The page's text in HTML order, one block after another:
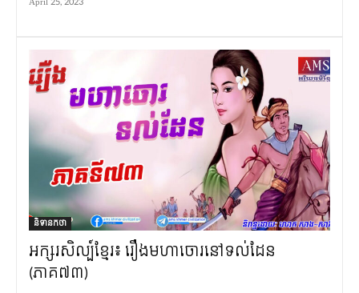
និទានកថា
អក្សរសិល្ប៍ខ្មែរ៖ រឿងមហាចោរនៅទល់ដែន
(ភាគ៧៣)